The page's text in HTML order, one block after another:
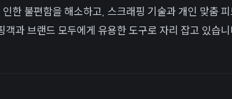
한 불편함을 해소하고, 스크래핑 기술과 개인 맞춤
객과 브랜드 모두에게 유용한 도구로 자리 잡고 있습니